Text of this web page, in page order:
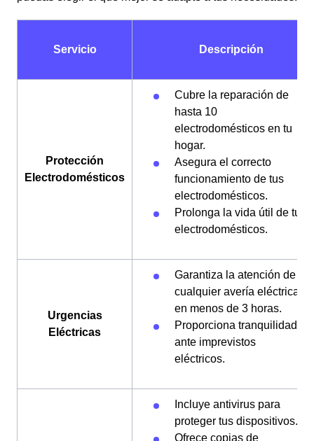
Servicio Descripción
Protección
Electrodomésticos
Cubre la reparación de
hasta 10
electrodomésticos en tu
hogar.
Asegura el correcto
funcionamiento de tus
electrodomésticos.
Prolonga la vida útil de tus
electrodomésticos.
Urgencias
Eléctricas
Garantiza la atención de
cualquier avería eléctrica
en menos de 3 horas.
Proporciona tranquilidad
ante imprevistos
eléctricos.
Incluye antivirus para
proteger tus dispositivos.
Ofrece copias de